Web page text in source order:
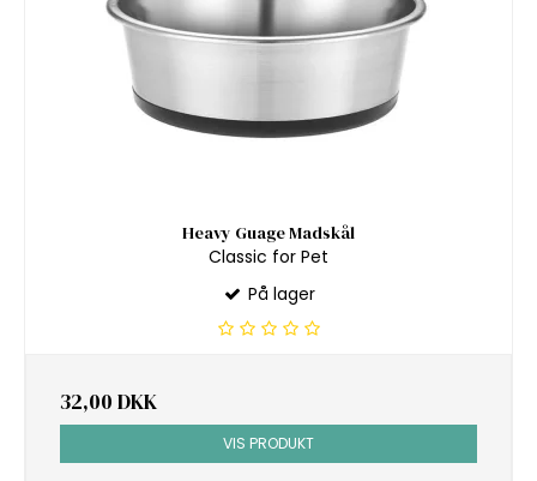
Heavy Guage Madskål
Classic for Pet
På lager
32,00 DKK
VIS PRODUKT